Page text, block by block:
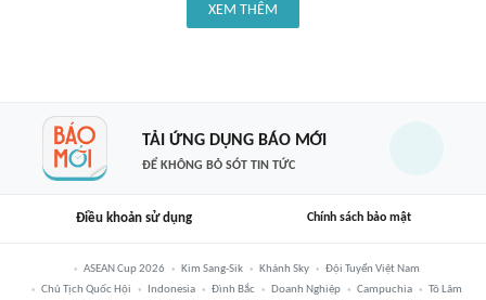
XEM THÊM
TẢI ỨNG DỤNG BÁO MỚI
ĐỂ KHÔNG BỎ SÓT TIN TỨC
Điều khoản sử dụng Chính sách bảo mật
ASEAN Cup 2026 Kim Sang-Sik Khánh Sky
Đội Tuyển Việt Nam
Chủ Tịch Quốc Hội
Indonesia Đình Bắc Doanh Nghiệp Campuchia
Tô Lâm